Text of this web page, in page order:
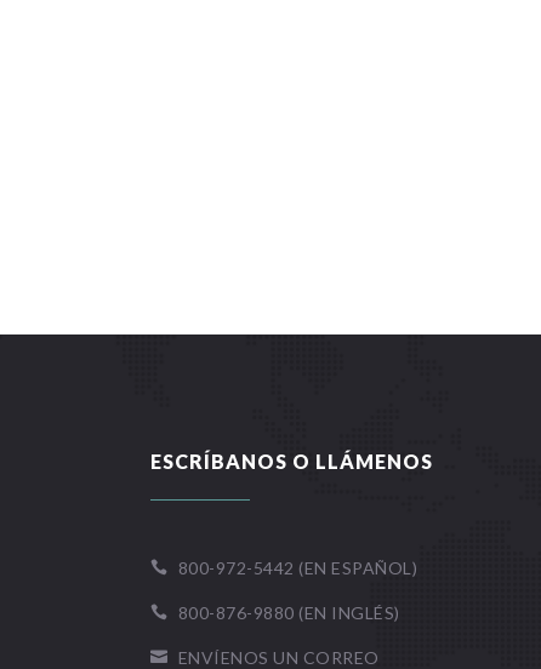
ESCRÍBANOS O LLÁMENOS
 800-972-5442 (EN ESPAÑOL)
 800-876-9880 (EN INGLÉS)
 ENVÍENOS UN CORREO